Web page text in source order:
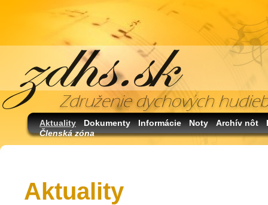
Aktuality Dokumenty Informácie Noty Archív nôt
Členská zóna
Aktuality